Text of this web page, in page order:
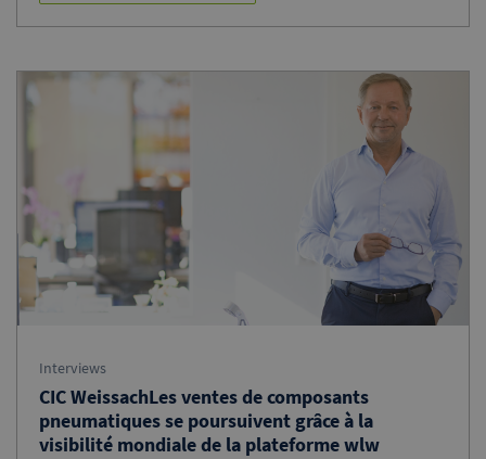
Interviews
CIC WeissachLes ventes de composants
pneumatiques se poursuivent grâce à la
visibilité mondiale de la plateforme wlw